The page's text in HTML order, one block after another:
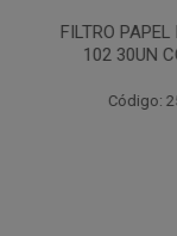
FILTRO
103 30UN
Código: